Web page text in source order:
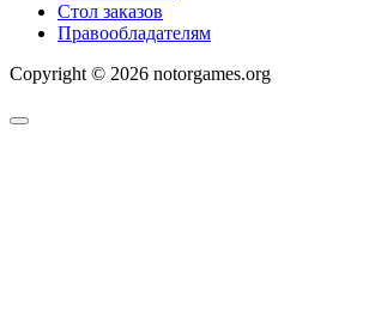
Стол заказов
Правообладателям
Copyright © 2026 notorgames.org
Scroll